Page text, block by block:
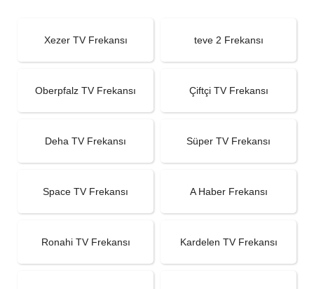
Xezer TV Frekansı teve 2 Frekansı
Oberpfalz TV Frekansı Çiftçi TV Frekansı
Deha TV Frekansı Süper TV Frekansı
Space TV Frekansı A Haber Frekansı
Ronahi TV Frekansı Kardelen TV Frekansı